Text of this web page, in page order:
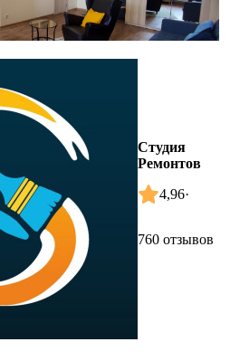
Студия
Ремонтов
4,96·
760 отзывов